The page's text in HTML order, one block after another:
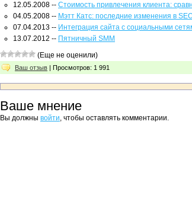
12.05.2008 -- Стоимость привлечения клиента:
04.05.2008 -- Мэтт Катс: последние изменения в
07.04.2013 -- Интеграция сайта с социальными
13.07.2012 -- Пятничный SMM
(Еще не оценили)
Ваш отзыв | Просмотров: 1 991
Ваше мнение
Вы должны войти, чтобы оставлять комментарии.